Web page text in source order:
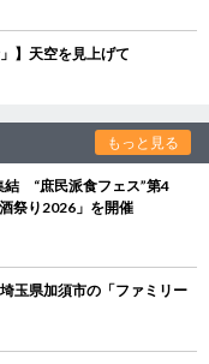
】天空を見上げて
もっと見る
結 “庶民派食フェス”第4
祭り2026」を開催
玉県加須市の「ファミリー